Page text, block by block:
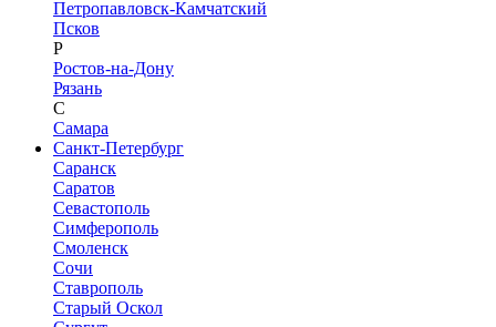
Петропавловск-Камчатский
Псков
Р
Ростов-на-Дону
Рязань
С
Самара
Санкт-Петербург
Саранск
Саратов
Севастополь
Симферополь
Смоленск
Сочи
Ставрополь
Старый Оскол